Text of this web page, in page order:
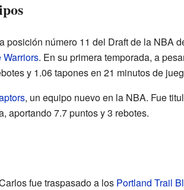
posición número 11 del Draft de la NBA
Warriors. En su primera temporada, a
y 1.06 tapones en 21 minutos de
, un equipo nuevo en la NBA. Fue
aportando 7.7 puntos y 3 rebotes.
fue traspasado a los Portland Trail